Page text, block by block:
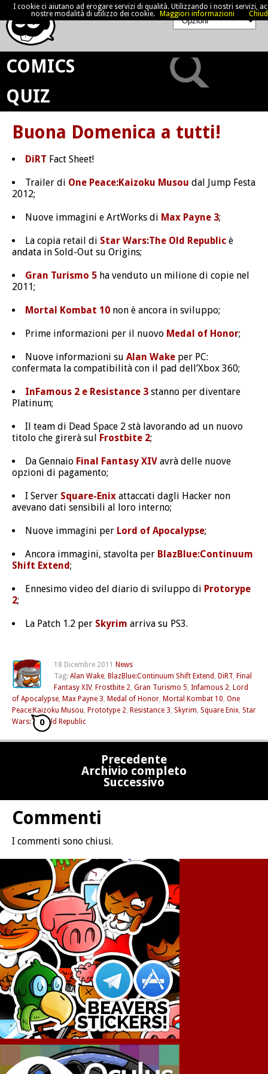
COMICS
QUIZ
Buona Domenica a tutti!
DiRT Fact Sheet!
Trailer di One Peace:Kaizoku Musou dal Jump Festa
2012;
Nuove immagini e ArtWorks di Max Payne 3;
La copia retail di Star Wars:The Old Republic è
andata in Sold-Out su Origins;
Gran Turismo 5 ha venduto un milione di copie nel
2011;
Mortal Kombat 10 non è ancora in sviluppo;
Prime informazioni per il nuovo Medal of Honor;
Nuove informazioni su Alan Wake per PC:
confermata la compatibilità con il pad dell’Xbox 360;
InFamous 2 e Resistance 3 stanno per diventare
Platinum;
Il team di Dead Space 2 stà lavorando ad un nuovo
titolo che girerà sul Frostbite 2;
Da Gennaio Final Fantasy XIV avrà delle nuove
opzioni di pagamento;
I Server Square-Enix attaccati dagli Hacker non
avevano dati sensibili al loro interno;
Nuove immagini per Lord of Apocalypse;
Ancora immagini, stavolta per BlazBlue:Continuum
Shift Extend;
Ennesimo video del diario di sviluppo di Protorype
2;
La Patch 1.2 per Skyrim arriva su PS3.
18 Dicembre 2011
News
Tag: Alan Wake, BlazBlue:Continuum Shift Extend , DiRT, Final
Fantasy XIV, Frostbite 2, Gran Turismo 5, Infamous 2, Lord
of Apocalypse, Max Payne 3, Medal of Honor, Mortal Kombat 10, One
Peace:Kaizoku Musou, Prototype 2, Resistance 3, Skyrim, Square Enix, Star
Wars:The Old Republic
0
Precedente
Archivio completo
Successivo
Commenti
I commenti sono chiusi.
I cookie ci aiutano ad erogare servizi di qualità. Utilizzando i nostri servizi,
nostre modalità di utilizzo dei cookie.
Maggiori informazioni